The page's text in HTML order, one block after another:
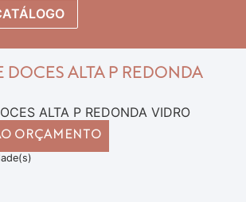
DOCES ALTA P REDONDA
ALTA P REDONDA VIDRO
ORÇAMENTO